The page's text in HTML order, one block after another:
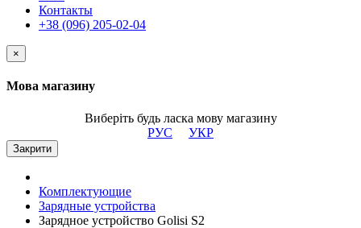
Контакты
+38 (096) 205-02-04
×
Мова магазину
Виберіть будь ласка мову магазину
РУС
УКР
Закрити
Комплектующие
Зарядные устройства
Зарядное устройство Golisi S2